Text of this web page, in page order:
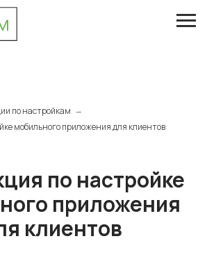
по настройкам →
мобильного приложения для клиентов
по настройке
приложения
клиентов